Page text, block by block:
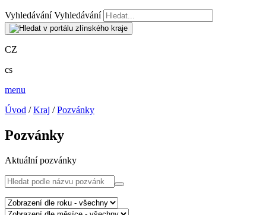
Vyhledávání Vyhledávání
CZ
cs
menu
Úvod /Kraj /Pozvánky
Pozvánky
Aktuální pozvánky